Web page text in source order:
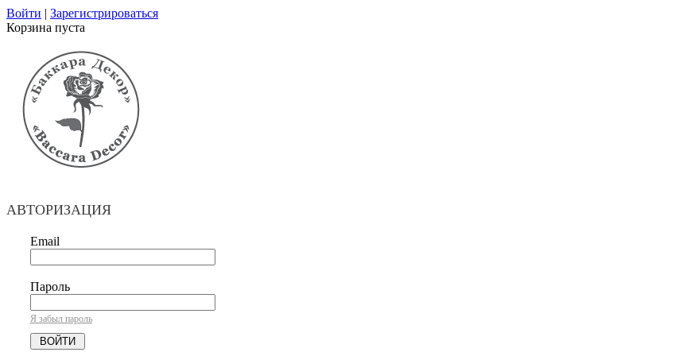
Войти | Зарегистрироваться
Корзина пуста
АВТОРИЗАЦИЯ
Email
Пароль
Я забыл пароль